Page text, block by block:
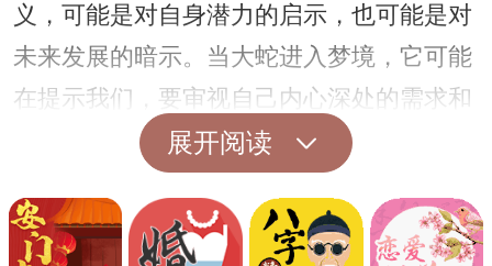
义，可能是对自身潜力的启示，也可能是对
未来发展的暗示。当大蛇进入梦境，它可能
在提示我们，要审视自己内心深处的需求和
愿望，从中汲取力量和智慧，迈向更加充实
展开阅读